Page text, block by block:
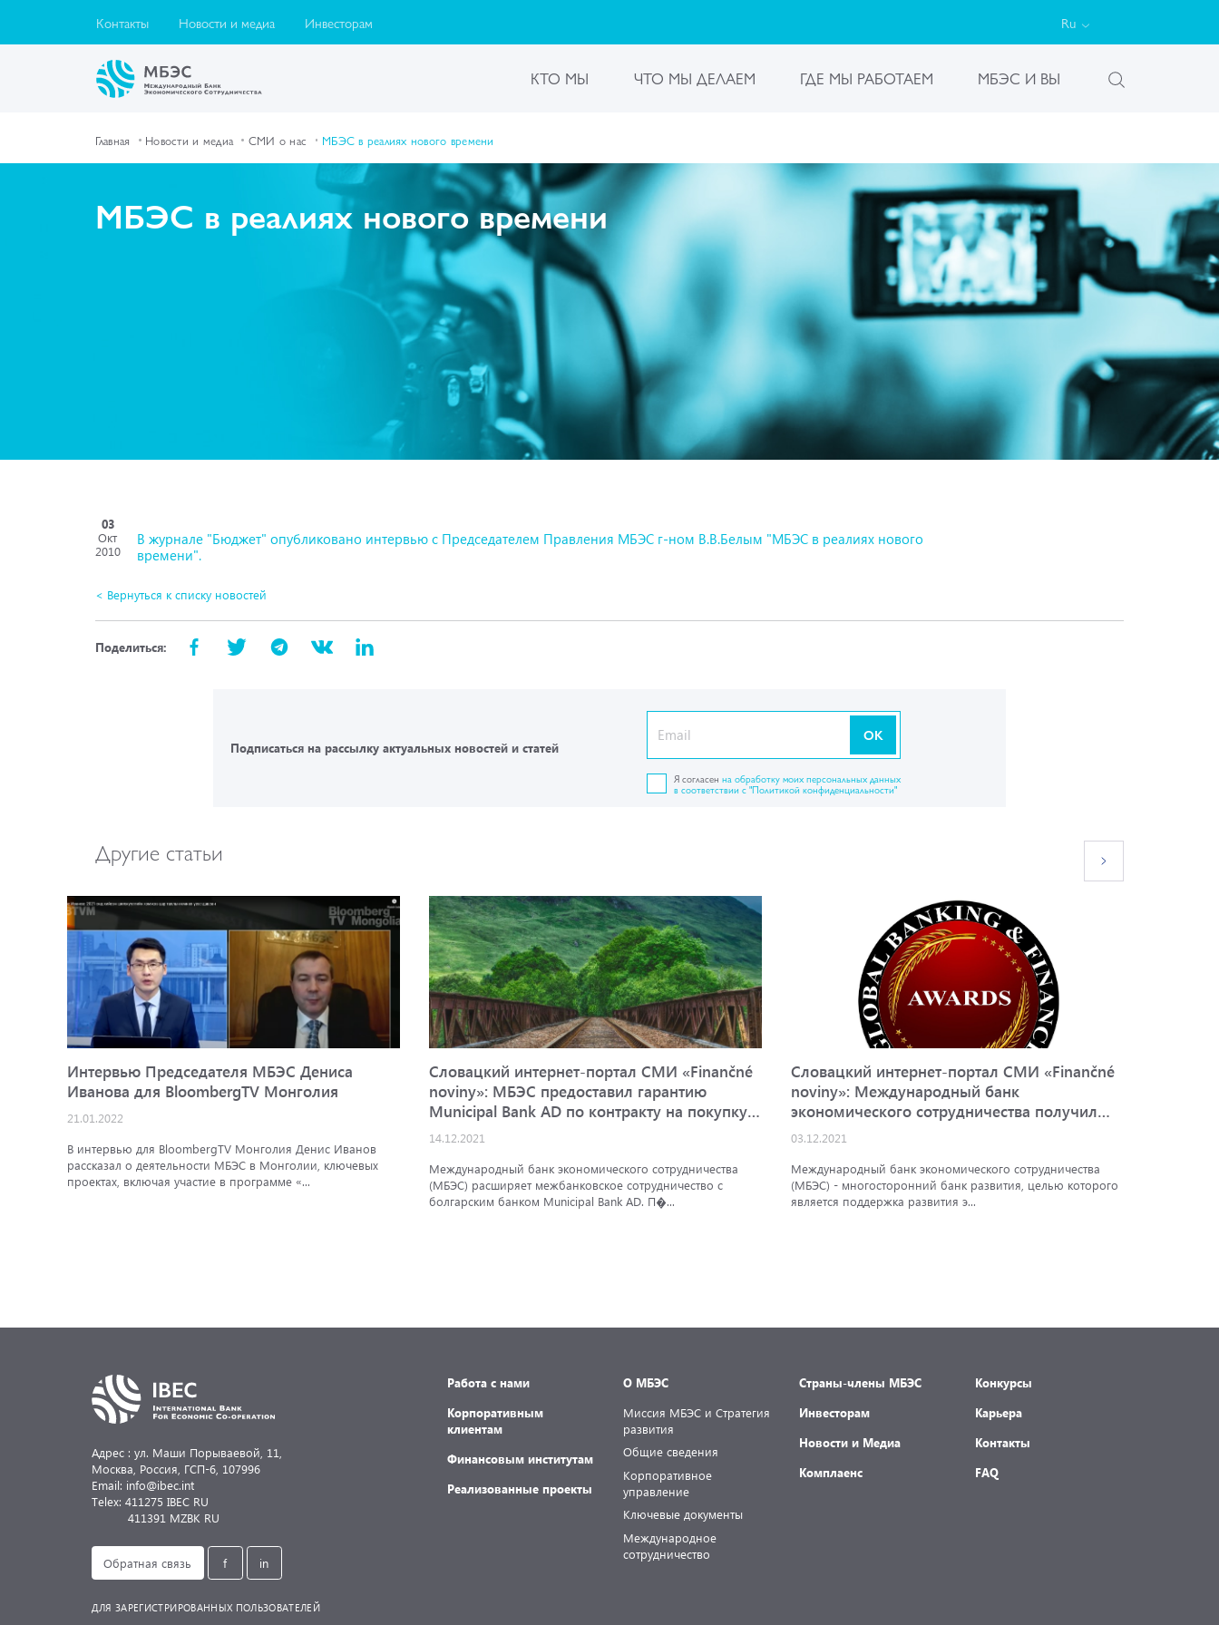
Контакты Новости и медиа Инвесторам Ru
КТО МЫ ЧТО МЫ ДЕЛАЕМ ГДЕ МЫ РАБОТАЕМ МБЭС И ВЫ
Главная Новости и медиа СМИ о нас МБЭС в реалиях нового времени
МБЭС в реалиях нового времени
03
Окт
2010
В журнале "Бюджет" опубликовано интервью с Председателем Правления МБЭС г-ном В.В.Белым "МБЭС в реалиях нового
времени".
< Вернуться к списку новостей
Поделиться:
Подписаться на рассылку актуальных новостей и статей
OK
Я согласен на обработку моих персональных данных
в соответствии с "Политикой конфиденциальности"
Другие статьи
Интервью Председателя МБЭС Дениса
Иванова для BloombergTV Монголия
21.01.2022
В интервью для BloombergTV Монголия Денис Иванов
рассказал о деятельности МБЭС в Монголии, ключевых
проектах, включая участие в программе «...
Словацкий интернет-портал СМИ «Finančné
noviny»: МБЭС предоставил гарантию
Municipal Bank AD по контракту на покупку
железнодорожных рельсов
14.12.2021
Международный банк экономического сотрудничества
(МБЭС) расширяет межбанковское сотрудничество с
болгарским банком Municipal Bank AD. П�...
Словацкий интернет-портал СМИ «Finančné
noviny»: Международный банк
экономического сотрудничества получил
две награды британского медиа-портала
03.12.2021
Международный банк экономического сотрудничества
(МБЭС) - многосторонний банк развития, целью которого
является поддержка развития э...
Адрес : ул. Маши Порываевой, 11,
Москва, Россия, ГСП-6, 107996
Email: info@ibec.int
Telex: 411275 IBEC RU
411391 MZBK RU
Обратная связь f in
ДЛЯ ЗАРЕГИСТРИРОВАННЫХ ПОЛЬЗОВАТЕЛЕЙ
Работа с нами
Корпоративным
клиентам
Финансовым институтам
Реализованные проекты
О МБЭС
Миссия МБЭС и Стратегия
развития
Общие сведения
Корпоративное
управление
Ключевые документы
Международное
сотрудничество
Страны-члены МБЭС
Инвесторам
Новости и Медиа
Комплаенс
Конкурсы
Карьера
Контакты
FAQ